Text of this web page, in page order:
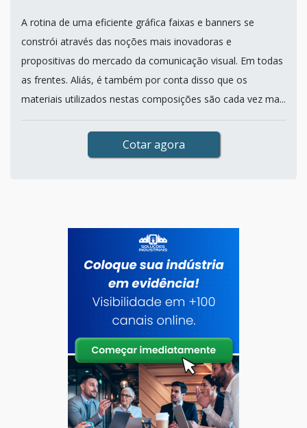
A rotina de uma eficiente gráfica faixas e banners se
constrói através das noções mais inovadoras e
propositivas do mercado da comunicação visual. Em todas
as frentes. Aliás, é também por conta disso que os
materiais utilizados nestas composições são cada vez ma...
Cotar agora